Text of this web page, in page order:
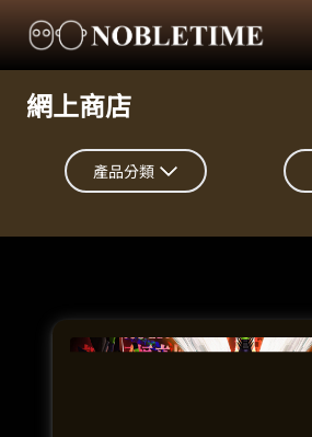
網上商店
產品分類